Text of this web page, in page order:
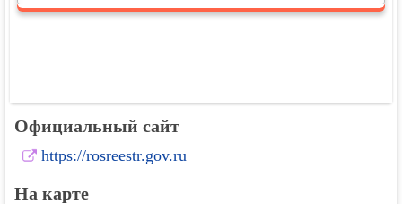
Официальный сайт
https://rosreestr.gov.ru
На карте